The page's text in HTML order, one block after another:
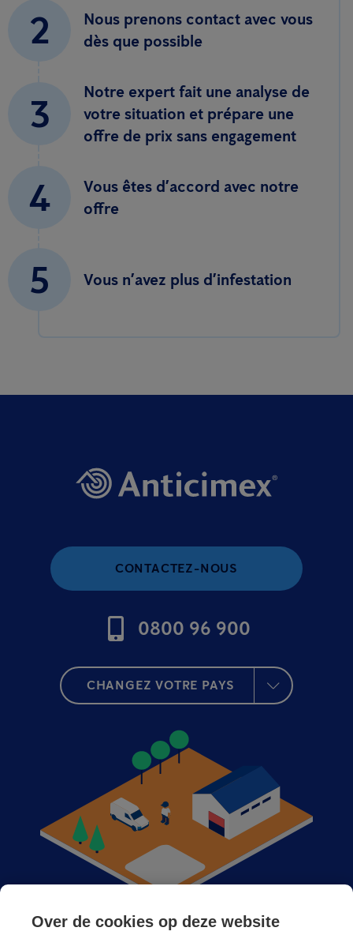
2
Nous prenons contact avec vous
dès que possible
3
Notre expert fait une analyse de
votre situation et prépare une
offre de prix sans engagement
4
Vous êtes d’accord avec notre
offre
5 Vous n’avez plus d’infestation
CONTACTEZ-NOUS
0800 96 900
CHANGEZ VOTRE PAYS
Anticimex dans votre région
Over de cookies op deze website